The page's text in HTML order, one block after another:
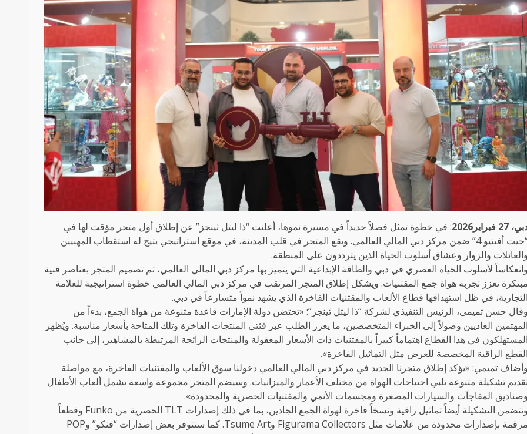
27 فبراير2026
: في خطوة تمثل فصلاً جديداً في مسيرة نموها، أعلنت “ذا ليتل ثينجز” عن إطلاق أول متجر مؤقت لها في
“جيت أفينيو 4” ضمن مركز دبي المالي العالمي. ويقع المتجر في قلب المدينة، في موقع استراتيجي يتيح له استقطاب المهنيين
والعائلات والزوار وعشاق أسلوب الحياة الذين يترددون على المنطقة.
وانعكاساً لأسلوب الحياة العصري في دبي والطاقة الإبداعية التي يتميز بها مركز دبي المالي العالمي، تم تصميم المتجر بعناصر فنية
مبتكرة تعزز تجربة هواة جمع المقتنيات. ويشكل إطلاق المتجر المرتقب في مركز دبي المالي العالمي خطوة استراتيجية للعلامة
التجارية، في ظل استهدافها قطاع الألعاب والمقتنيات الفاخرة الذي يشهد نمواً متسارعاً في دبي.
وقال حسن تميمي، الرئيس التنفيذي لشركة “ذا ليتل ثينجز”: «تحتضن دولة الإمارات قاعدة متنوعة من هواة الجمع، بدءاً من
المهتمين العاديين وصولاً إلى الخبراء المتخصصين، ما يعزز الطلب عبر فئتي المنتجات الفاخرة وتلك المتاحة بأسعار مناسبة. ويُظهر
المستهلكون في هذا القطاع اهتماماً كبيراً بالمقتنيات ذات الأسعار المعقولة والمنتجات الرائجة المرتبطة بالمشاهير، إلى جانب
القطع الراقية المخصصة للعرض مثل التماثيل الفاخرة».
وأضاف تميمي: «يؤكد إطلاق متجرنا الجديد في مركز دبي المالي العالمي دخولنا سوق الألعاب والمقتنيات الفاخرة، مع مواصلة
تشكيلة متنوعة تلبي احتياجات الهواة من مختلف الأعمار والميزانيات. وسيضم المتجر مجموعة واسعة تشمل ألعاب الأطفال
وصناديق المفاجآت والسيارات المصغرة ومجسمات الأنمي والمقتنيات الحصرية والمحدودة».
وتتضمن التشكيلة أيضاً تماثيل راقية ونسخاً فاخرة لهواة الجمع الجادين، بما في ذلك إصدارات TLT الحصرية من Funko وقطعاً
مرقمة بإصدارات محدودة من علامات مثل Figurama Collectors وTsume Art. كما ستتوفر بعض إصدارات “فنكو” وPOP